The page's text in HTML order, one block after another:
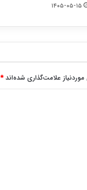
۱۴۰۵-۰۵-۱۵
علامت‌گذاری شده‌اند*